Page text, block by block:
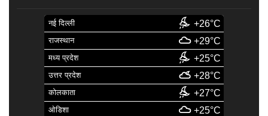
नई दिल्ली +26°C
राजस्थान +29°C
मध्य प्रदेश +25°C
उत्तर प्रदेश +28°C
कोलकाता +27°C
ओडिशा +25°C